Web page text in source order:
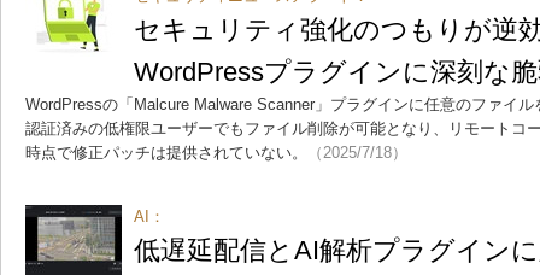
セキュリティ強化のつもりが逆
WordPressプラグインに深刻な
WordPressの「Malcure Malware Scanner」プラグインに任意のファイ
認証済みの低権限ユーザーでもファイル削除が可能となり、リモートコ
時点で修正パッチは提供されていない。
（2025/7/18）
AI：
低遅延配信とAI解析プラグイン